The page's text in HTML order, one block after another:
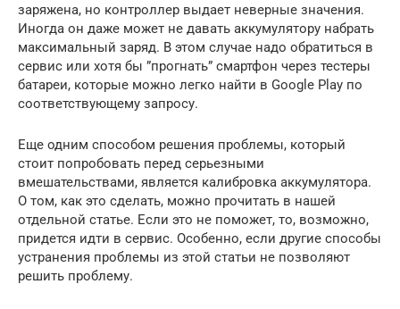
заряжена, но контроллер выдает неверные значения.
Иногда он даже может не давать аккумулятору набрать
максимальный заряд. В этом случае надо обратиться в
сервис или хотя бы ”прогнать” смартфон через тестеры
батареи, которые можно легко найти в Google Play по
соответствующему запросу.
Еще одним способом решения проблемы, который
стоит попробовать перед серьезными
вмешательствами, является калибровка аккумулятора.
О том, как это сделать, можно прочитать в нашей
отдельной статье. Если это не поможет, то, возможно,
придется идти в сервис. Особенно, если другие способы
устранения проблемы из этой статьи не позволяют
решить проблему.